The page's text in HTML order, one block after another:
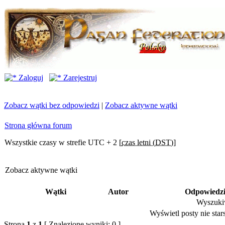
Zaloguj Zarejestruj
Zobacz wątki bez odpowiedzi | Zobacz aktywne wątki
Strona główna forum
Wszystkie czasy w strefie UTC + 2 [czas letni (DST)]
Zobacz aktywne wątki
Wątki Autor
Wyświetl posty nie